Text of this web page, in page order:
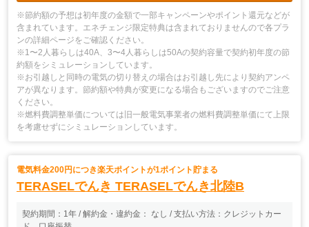
※節約額の予想は初年度の金額で一部キャンペーンやポイント還元などが
含まれています。エネチェンジ限定特典は含まれておりませんので各プラ
ンの詳細ページをご確認ください。
※1〜2人暮らしは40A、3〜4人暮らしは50Aの契約容量で契約初年度の節
約額をシミュレーションしています。
※お引越しと同時の電気の切り替えの場合はお引越し先により契約アンペ
アが異なります。節約額や特典が変更になる場合もございますのでご注意
ください。
※燃料費調整単価については旧一般電気事業者の燃料費調整単価にて上限
を考慮せずにシミュレーションしています。
電気料金200円につき楽天ポイントが1ポイント貯まる
TERASELでんき TERASELでんき北陸B
契約期間：1年 / 解約金・違約金： なし / 支払い方法：クレジットカー